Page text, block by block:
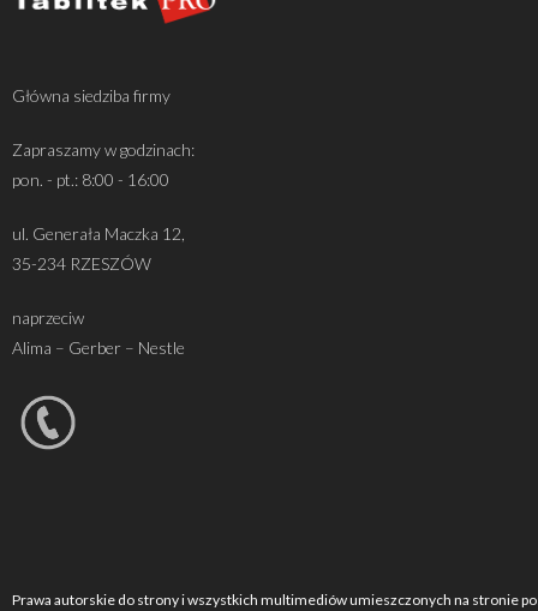
Główna siedziba firmy
Zapraszamy w godzinach:
pon. - pt.: 8:00 - 16:00
ul. Generała Maczka 12,
35-234 RZESZÓW
naprzeciw
Alima – Gerber – Nestle
Prawa autorskie do strony i wszystkich multimediów umieszczonych na stronie